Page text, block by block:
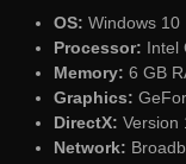
OS: Windows 10
Processor: Intel
Memory: 6 GB
Graphics:
DirectX: Version
Network: